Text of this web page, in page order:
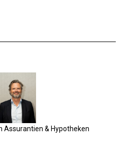
Bedrijfsbezoek
05-2026 Ontbijt En
Assurantien & Hypotheken